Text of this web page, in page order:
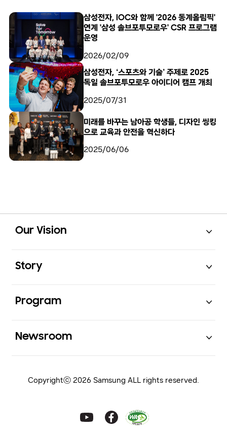
삼성전자, IOC와 함께 '2026 동계올림픽'
연계 '삼성 솔브포투모로우' CSR 프로그램
운영
2026/02/09
삼성전자, ‘스포츠와 기술’ 주제로 2025
독일 솔브포투모로우 아이디어 캠프 개최
2025/07/31
미래를 바꾸는 남아공 학생들, 디자인 씽킹
으로 교육과 안전을 혁신하다
2025/06/06
Our Vision
Story
Program
Newsroom
Copyrightⓒ 2026 Samsung ALL rights reserved.